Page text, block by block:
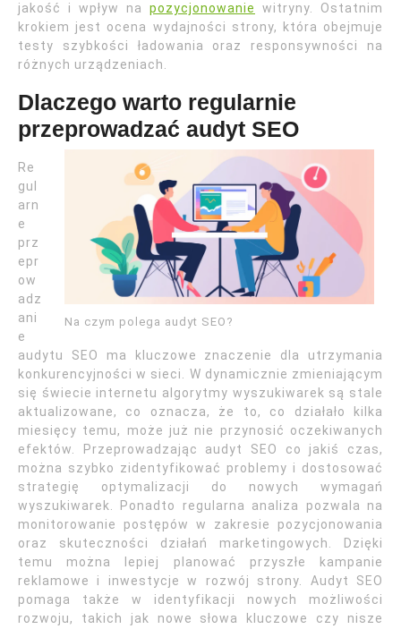
jakość i wpływ na pozycjonowanie
witryny. Ostatnim
krokiem jest ocena wydajności strony, która obejmuje
testy szybkości ładowania oraz responsywności na
różnych urządzeniach.
Dlaczego warto regularnie
przeprowadzać audyt SEO
Na czym polega audyt SEO?
Re
gul
arn
e
prz
epr
ow
adz
ani
e
audytu SEO ma kluczowe znaczenie dla utrzymania
konkurencyjności w sieci. W dynamicznie zmieniającym
się świecie internetu algorytmy wyszukiwarek są stale
aktualizowane, co oznacza, że to, co działało kilka
miesięcy temu, może już nie przynosić oczekiwanych
efektów. Przeprowadzając audyt SEO co jakiś czas,
można szybko zidentyfikować problemy i dostosować
strategię optymalizacji do nowych wymagań
wyszukiwarek. Ponadto regularna analiza pozwala na
monitorowanie postępów w zakresie pozycjonowania
oraz skuteczności działań marketingowych. Dzięki
temu można lepiej planować przyszłe kampanie
reklamowe i inwestycje w rozwój strony. Audyt SEO
pomaga także w identyfikacji nowych możliwości
rozwoju, takich jak nowe słowa kluczowe czy nisze